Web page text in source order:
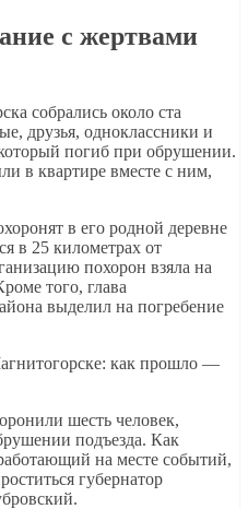
с жертвами
собрались около ста
друзья, одноклассники и
погиб при обрушении.
в квартире вместе с ним,
в его родной деревне
в 25 километрах от
похорон взяла на
того, глава
выделил на погребение
шесть человек,
подъезда. Как
на месте событий,
губернатор